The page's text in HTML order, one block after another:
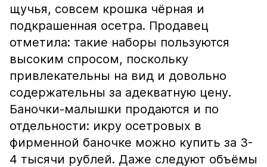
щучья, совсем крошка чёрная и
подкрашенная осетра. Продавец
отметила: такие наборы пользуются
высоким спросом, поскольку
привлекательны на вид и довольно
содержательны за адекватную цену.
Баночки-малышки продаются и по
отдельности: икру осетровых в
фирменной баночке можно купить за 3-
4 тысячи рублей. Даже следуют объёмы